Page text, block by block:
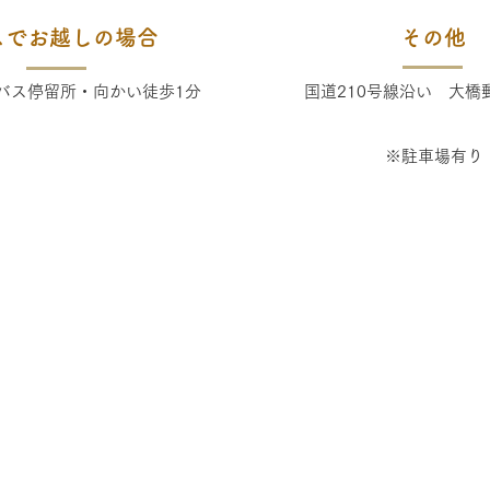
でお越しの場合
ス停留所・向かい徒歩1分
その他
国道210号線沿い 大橋
※駐車場有り